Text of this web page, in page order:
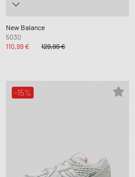
New Balance
5030
110,99 €
129,99 €
-15%